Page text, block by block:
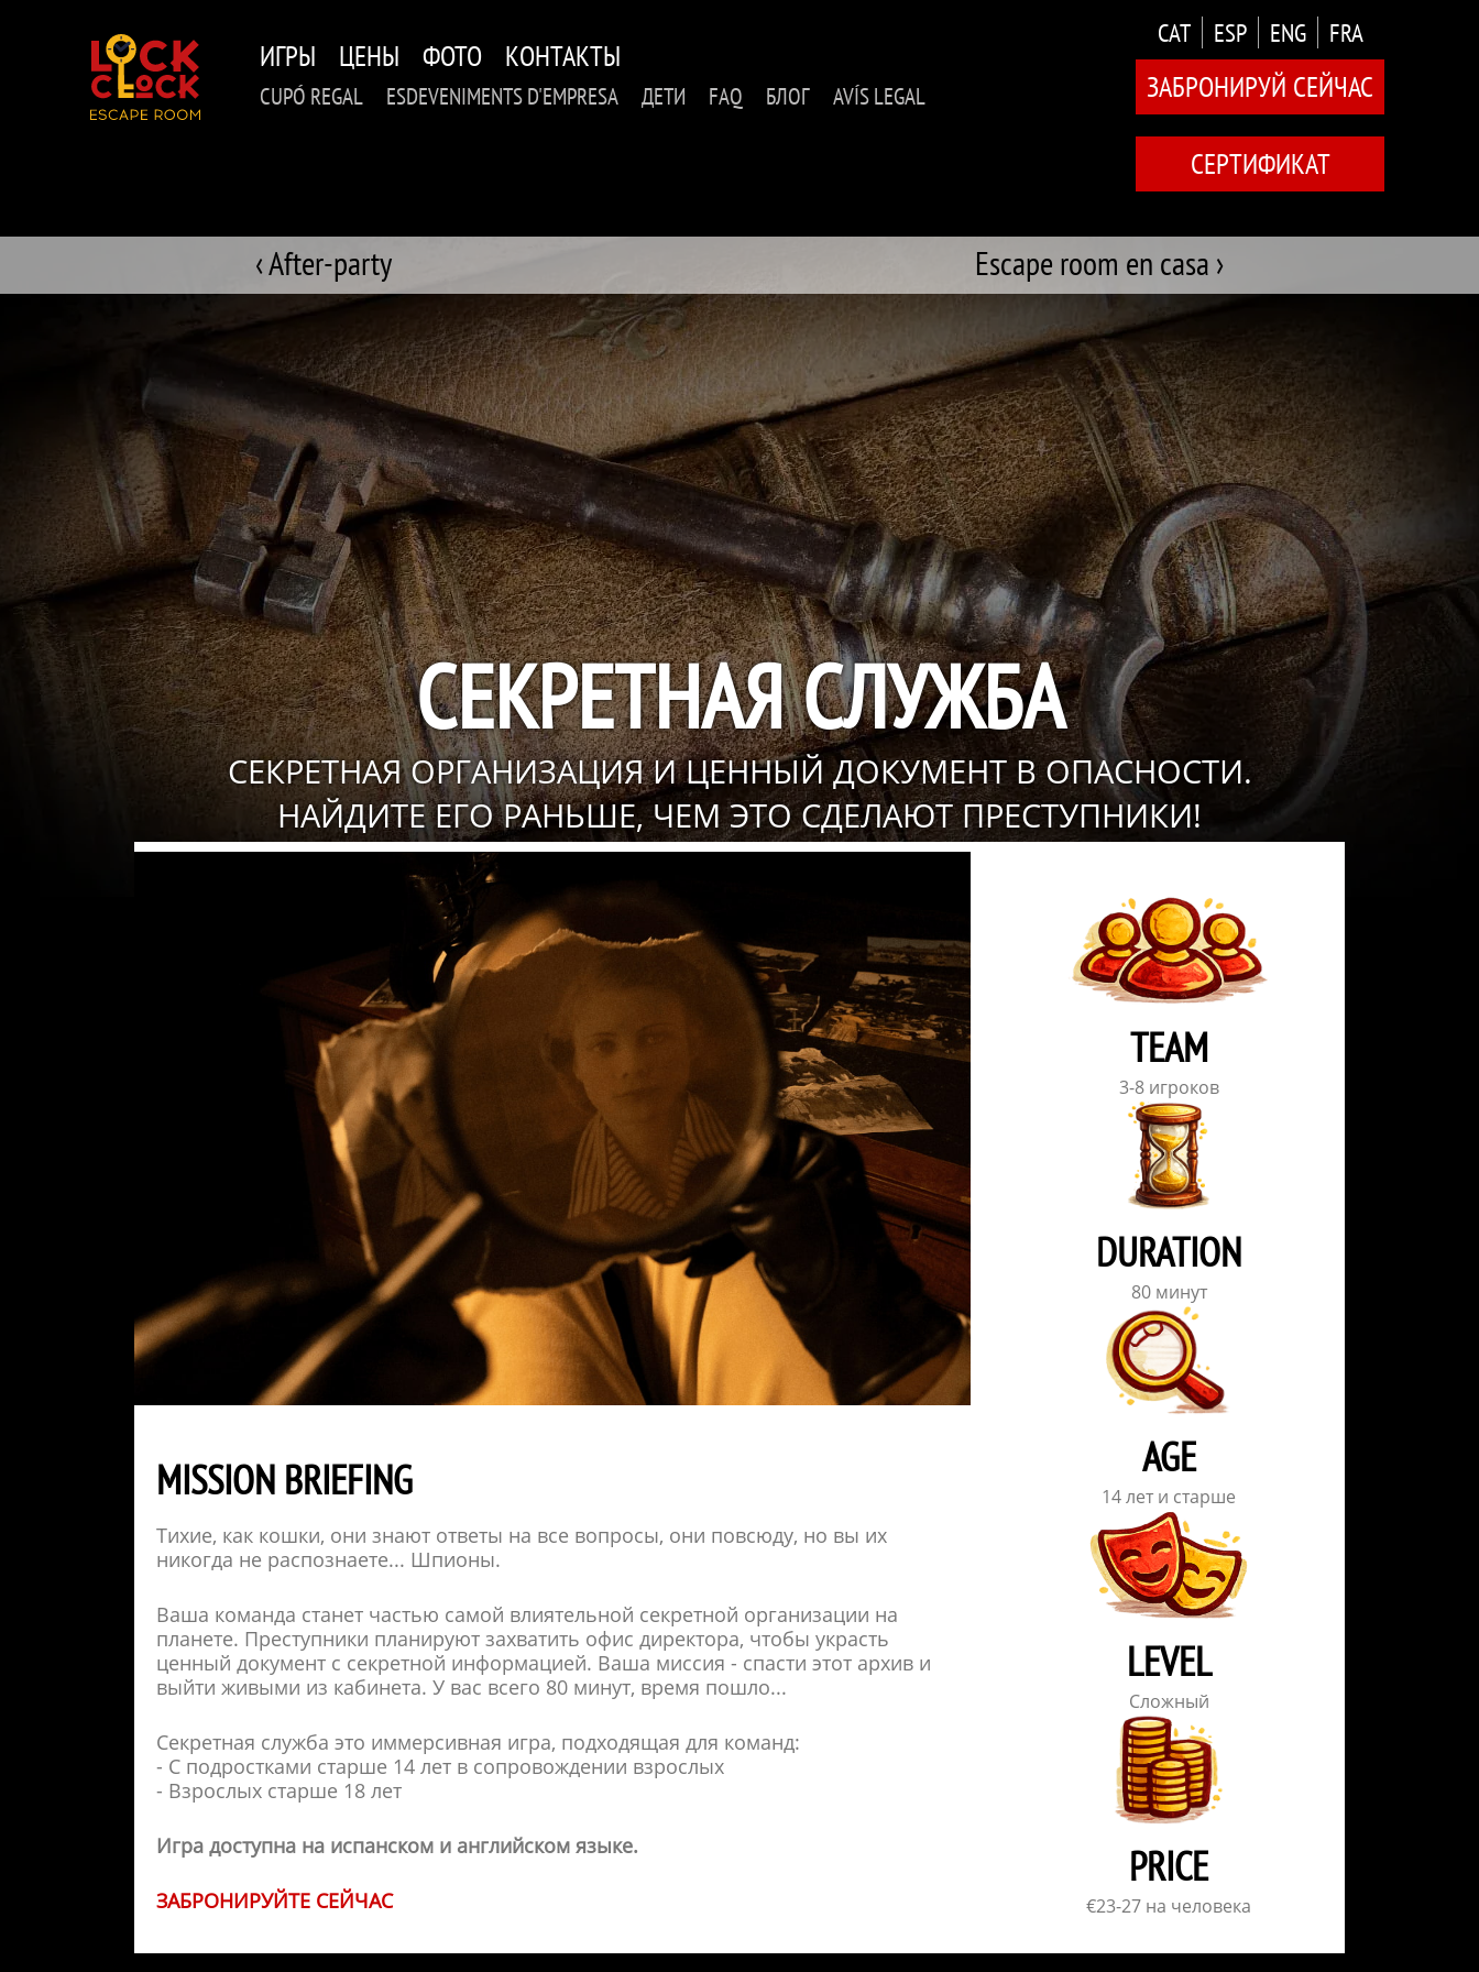
содержанию
ИГРЫ ЦЕНЫ ФОТО КОНТАКТЫ
CUPÓ REGAL ESDEVENIMENTS D'EMPRESA ДЕТИ FAQ БЛОГ AVÍS LEGAL
CAT ESP ENG FRA
ЗАБРОНИРУЙ СЕЙЧАС
СЕРТИФИКАТ
‹ After-party Escape room en casa ›
СЕКРЕТНАЯ СЛУЖБА
СЕКРЕТНАЯ ОРГАНИЗАЦИЯ И ЦЕННЫЙ ДОКУМЕНТ В ОПАСНОСТИ.
НАЙДИТЕ ЕГО РАНЬШЕ, ЧЕМ ЭТО СДЕЛАЮТ ПРЕСТУПНИКИ!
MISSION BRIEFING
Тихие, как кошки, они знают ответы на все вопросы, они повсюду, но вы их
никогда не распознаете... Шпионы.
Ваша команда станет частью самой влиятельной секретной организации на
планете. Преступники планируют захватить офис директора, чтобы украсть
ценный документ с секретной информацией. Ваша миссия - спасти этот архив и
выйти живыми из кабинета. У вас всего 80 минут, время пошло...
Секретная служба это иммерсивная игра, подходящая для команд:
- С подростками старше 14 лет в сопровождении взрослых
- Взрослых старше 18 лет
Игра доступна на испанском и английском языке.
ЗАБРОНИРУЙТЕ СЕЙЧАС
TEAM
3-8 игроков
DURATION
80 минут
AGE
14 лет и старше
LEVEL
Сложный
PRICE
€23-27 на человека